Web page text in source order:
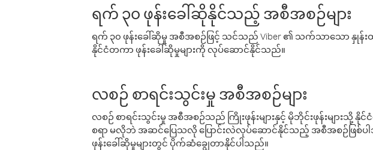
ရက် ၃၀ ဖုန်းခေါ်ဆိုနိုင်သည့် အစီအစဉ်များ
ရက် ၃၀ ဖုန်းခေါ်ဆိုမှု အစီအစဉ်ဖြင့် သင်သည် Viber ၏ သက်သာသော နှုန်း
နိုင်ငံတကာ ဖုန်းခေါ်ဆိုမှုများကို လုပ်ဆောင်နိုင်သည်။
လစဉ် စာရင်းသွင်းမှု အစီအစဉ်များ
လစဉ် စာရင်းသွင်းမှု အစီအစဉ်သည် ကြိုးဖုန်းများနှင့် မိုဘိုင်းဖုန်းများသို့
စရာ မလိုဘဲ အဆင်ပြေသလို ပြောင်းလဲလုပ်ဆောင်နိုင်သည့် အစီအစဉ်ဖြစ်ပ
ဖုန်းခေါ်ဆိုမှုများတွင် ပိုက်ဆံချွေတာနိုင်ပါသည်။